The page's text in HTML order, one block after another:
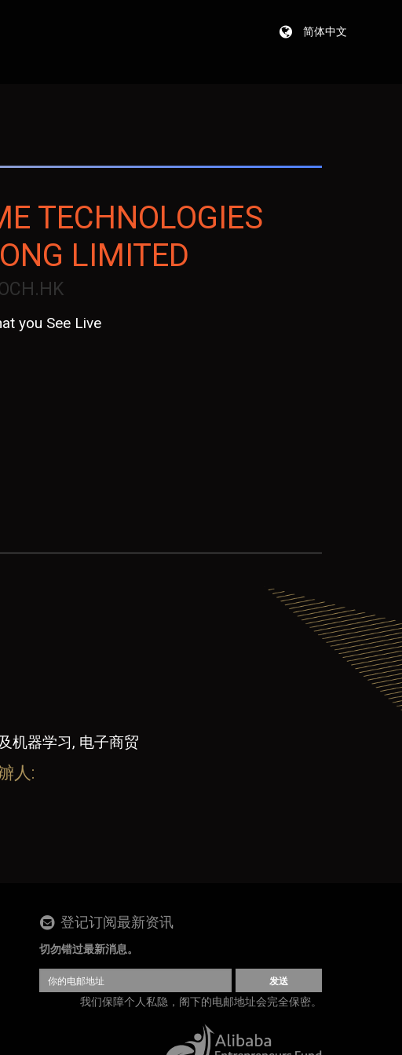
简体中文
TECHNOLOGIES
LIMITED
you See Live
机器学习, 电子商贸
人:
登记订阅最新资讯
切勿错过最新消息。
发送
我们保障个人私隐，阁下的电邮地址会完全保密。